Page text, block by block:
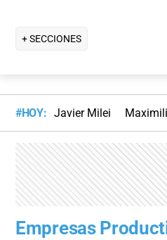
+ SECCIONES
#HOY: Javier Milei
Empresas